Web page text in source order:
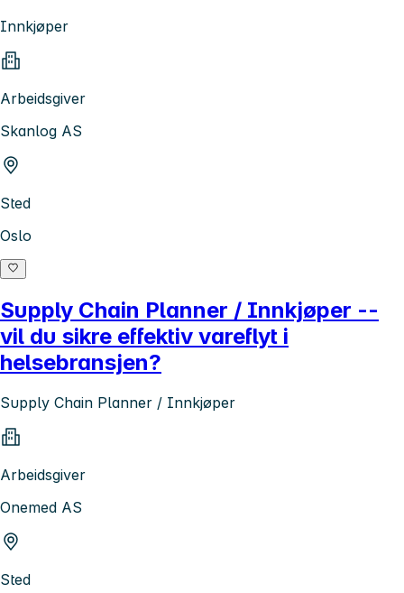
Innkjøper
Arbeidsgiver
Skanlog AS
Sted
Oslo
Supply Chain Planner / Innkjøper --
vil du sikre effektiv vareflyt i
helsebransjen?
Supply Chain Planner / Innkjøper
Arbeidsgiver
Onemed AS
Sted